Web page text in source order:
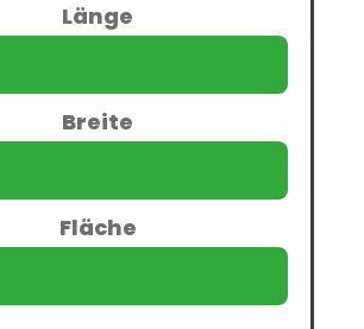
Länge
Breite
Fläche